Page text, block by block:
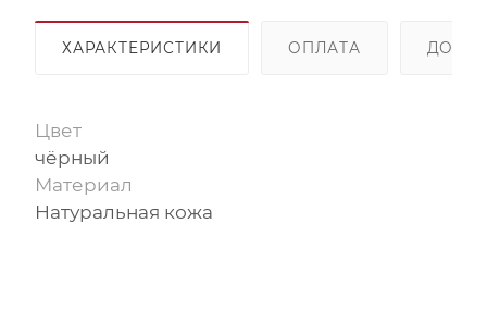
ХАРАКТЕРИСТИКИ ОПЛАТА
Цвет
чёрный
Материал
Натуральная кожа